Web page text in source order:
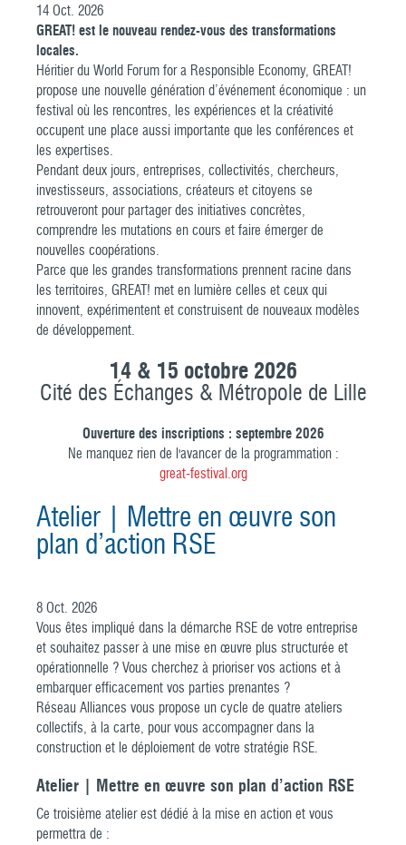
14 Oct. 2026
GREAT! est le nouveau rendez-vous des transformations
locales.
Héritier du World Forum for a Responsible Economy, GREAT!
propose une nouvelle génération d’événement économique : un
festival où les rencontres, les expériences et la créativité
occupent une place aussi importante que les conférences et
les expertises.
Pendant deux jours, entreprises, collectivités, chercheurs,
investisseurs, associations, créateurs et citoyens se
retrouveront pour partager des initiatives concrètes,
comprendre les mutations en cours et faire émerger de
nouvelles coopérations.
Parce que les grandes transformations prennent racine dans
les territoires, GREAT! met en lumière celles et ceux qui
innovent, expérimentent et construisent de nouveaux modèles
de développement.
14 & 15 octobre 2026
Cité des Échanges & Métropole de Lille
Ouverture des inscriptions : septembre 2026
Ne manquez rien de l'avancer de la programmation :
great-festival.org
Atelier | Mettre en œuvre son
plan d’action RSE
8 Oct. 2026
Vous êtes impliqué dans la démarche RSE de votre entreprise
et souhaitez passer à une mise en œuvre plus structurée et
opérationnelle ? Vous cherchez à prioriser vos actions et à
embarquer efficacement vos parties prenantes ?
Réseau Alliances vous propose un cycle de quatre ateliers
collectifs, à la carte, pour vous accompagner dans la
construction et le déploiement de votre stratégie RSE.
Atelier | Mettre en œuvre son plan d’action RSE
Ce troisième atelier est dédié à la mise en action et vous
permettra de :